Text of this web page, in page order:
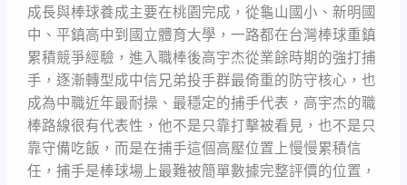
成長與棒球養成主要在桃園完成，從龜山國小、新明國
中、平鎮高中到國立體育大學，一路都在台灣棒球重鎮
累積競爭經驗，進入職棒後高宇杰從業餘時期的強打捕
手，逐漸轉型成中信兄弟投手群最倚重的防守核心，也
成為中職近年最耐操、最穩定的捕手代表，高宇杰的職
棒路線很有代表性，他不是只靠打擊被看見，也不是只
靠守備吃飯，而是在捕手這個高壓位置上慢慢累積信
任，捕手是棒球場上最難被簡單數據完整評價的位置，